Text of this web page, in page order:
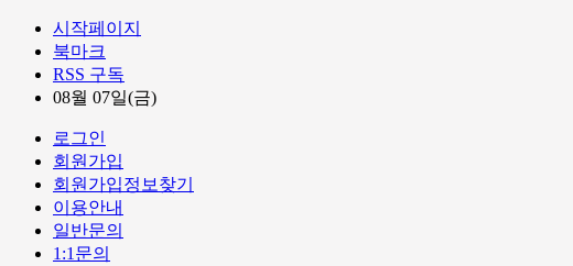
시작페이지
북마크
RSS 구독
08월 07일(금)
로그인
회원가입
회원가입정보찾기
이용안내
일반문의
1:1문의